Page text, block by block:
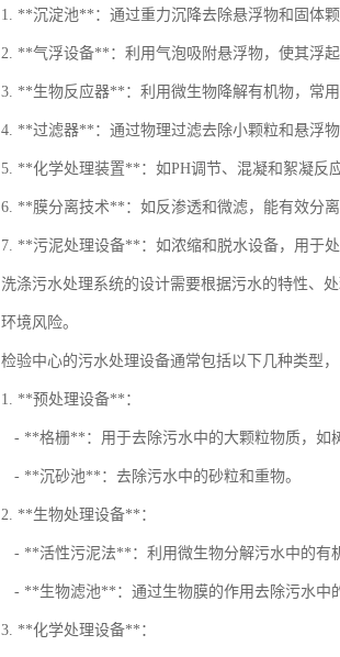
1. **沉淀池**：通过重力沉降去除悬浮物和固体颗
2. **气浮设备**：利用气泡吸附悬浮物，使其浮起
3. **生物反应器**：利用微生物降解有机物，常
4. **过滤器**：通过物理过滤去除小颗粒和悬浮物
5. **化学处理装置**：如PH调节、混凝和絮凝反
6. **膜分离技术**：如反渗透和微滤，能有效分离
7. **污泥处理设备**：如浓缩和脱水设备，用于处
洗涤污水处理系统的设计需要根据污水的特性、
环境风险。
检验中心的污水处理设备通常包括以下几种类型
1. **预处理设备**：
- **格栅**：用于去除污水中的大颗粒物质，如
- **沉砂池**：去除污水中的砂粒和重物。
2. **生物处理设备**：
- **活性污泥法**：利用微生物分解污水中的有
- **生物滤池**：通过生物膜的作用去除污水中
3. **化学处理设备**：